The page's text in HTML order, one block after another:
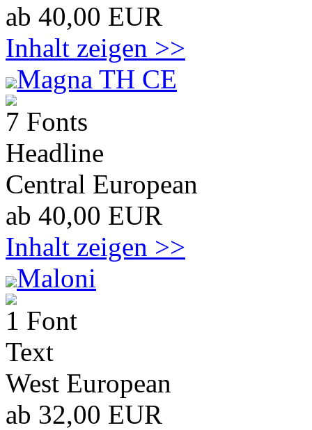
ab 40,00 EUR
Inhalt zeigen >>
Magna TH CE
7 Fonts
Headline
Central European
ab 40,00 EUR
Inhalt zeigen >>
Maloni
1 Font
Text
West European
ab 32,00 EUR